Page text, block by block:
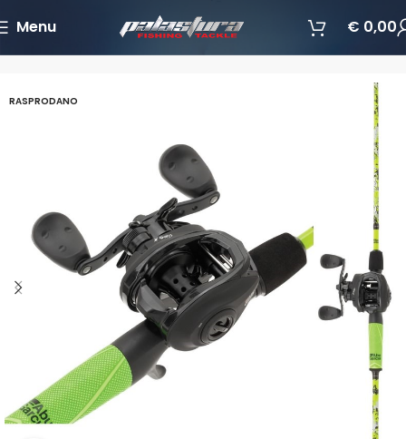
Menu € 0,00
RASPRODANO